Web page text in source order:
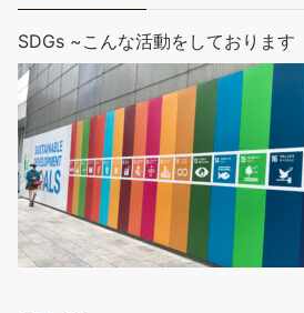
SDGs ~こんな活動をしております